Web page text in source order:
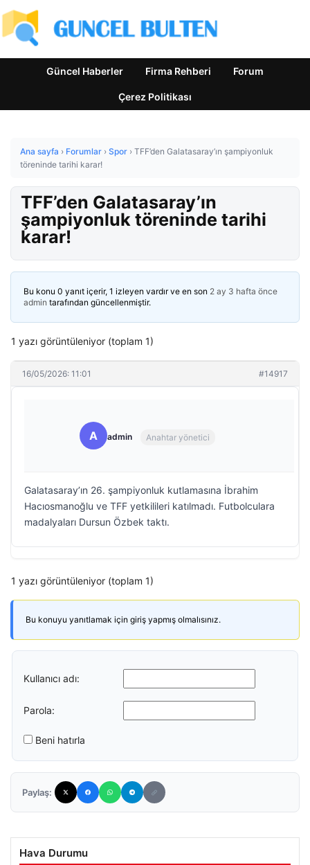
Güncel Haberler Firma Rehberi Forum
Çerez Politikası
Ana sayfa › Forumlar › Spor › TFF’den Galatasaray’ın şampiyonluk
töreninde tarihi karar!
TFF’den Galatasaray’ın
şampiyonluk töreninde tarihi
karar!
Bu konu 0 yanıt içerir, 1 izleyen vardır ve en son 2 ay 3 hafta önce
admin tarafından güncellenmiştir.
1 yazı görüntüleniyor (toplam 1)
16/05/2026: 11:01 #14917
A admin Anahtar yönetici
Galatasaray’ın 26. şampiyonluk kutlamasına İbrahim
Hacıosmanoğlu ve TFF yetkilileri katılmadı. Futbolculara
madalyaları Dursun Özbek taktı.
1 yazı görüntüleniyor (toplam 1)
Bu konuyu yanıtlamak için giriş yapmış olmalısınız.
Kullanıcı adı:
Parola:
Beni hatırla
Paylaş:
Hava Durumu